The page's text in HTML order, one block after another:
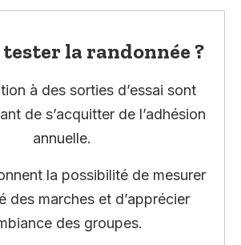
tester la randonnée ?
à des sorties d’essai sont
de s’acquitter de l’adhésion
annuelle.
la possibilité de mesurer
des marches et d’apprécier
des groupes.